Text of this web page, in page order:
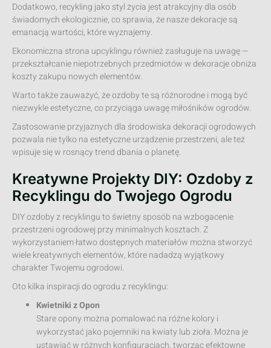
Dodatkowo, recykling jako styl życia jest atrakcyjny dla osób
świadomych ekologicznie, co sprawia, że nasze dekoracje są
emanacją wartości, które wyznajemy.
Ekonomiczna strona upcyklingu również zasługuje na uwagę —
przekształcanie niepotrzebnych przedmiotów w dekoracje obniża
koszty zakupu nowych elementów.
Warto także zauważyć, że ozdoby te są różnorodne i mogą być
niezwykle estetyczne, co przyciąga uwagę miłośników ogrodów.
Zastosowanie przyjaznych dla środowiska dekoracji ogrodowych
pozwala nie tylko na estetyczne urządzenie przestrzeni, ale też
wpisuje się w rosnący trend dbania o planetę.
Kreatywne Projekty DIY: Ozdoby z
Recyklingu do Twojego Ogrodu
DIY ozdoby z recyklingu to świetny sposób na wzbogacenie
przestrzeni ogrodowej przy minimalnych kosztach. Z
wykorzystaniem łatwo dostępnych materiałów można stworzyć
wiele kreatywnych elementów, które nadadzą wyjątkowy
charakter Twojemu ogrodowi.
Oto kilka inspiracji do ogrodu z recyklingu:
Kwietniki z Opon
Stare opony można pomalować na różne kolory i
wykorzystać jako pojemniki na kwiaty lub zioła. Można je
ustawiać w różnych konfiguracjach, tworząc efektowne